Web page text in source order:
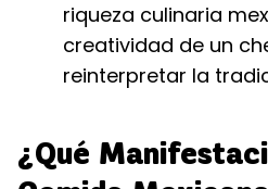
riqueza culinaria
creatividad de un
reinterpretar la
¿Qué